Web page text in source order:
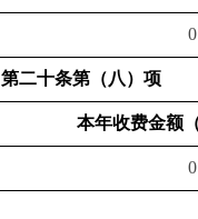
0
第二十条第（八）项
本年收费金额
0